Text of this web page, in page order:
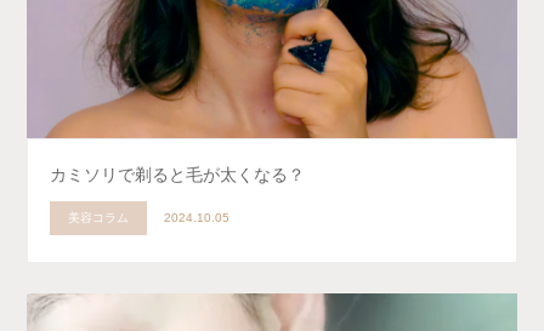
カミソリで剃ると毛が太くなる？
美容コラム 2024.10.05